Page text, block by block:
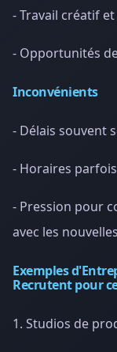
- Travail créatif
- Opportunités
Inconvénients
- Délais souvent
- Horaires
- Pression pour
avec les
Exemples
Recrutent pour
1. Studios de